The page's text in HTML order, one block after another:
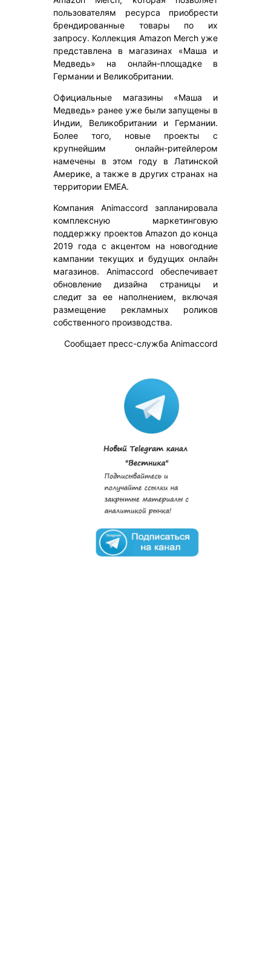
пользователям ресурса приобрести
брендированные товары по их
запросу. Коллекция Amazon Merch уже
представлена в магазинах «Маша и
Медведь» на онлайн-площадке в
Германии и Великобритании.
Официальные магазины «Маша и
Медведь» ранее уже были запущены в
Индии, Великобритании и Германии.
Более того, новые проекты с
крупнейшим онлайн-ритейлером
намечены в этом году в Латинской
Америке, а также в других странах на
территории EMEA.
Компания Animaccord запланировала
комплексную маркетинговую
поддержку проектов Amazon до конца
2019 года с акцентом на новогодние
кампании текущих и будущих онлайн
магазинов. Animaccord обеспечивает
обновление дизайна страницы и
следит за ее наполнением, включая
размещение рекламных роликов
собственного производства.
Сообщает пресс-служба Animaccord